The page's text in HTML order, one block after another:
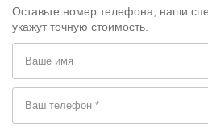
Оставьте номер телефона, наши
укажут точную стоимость.